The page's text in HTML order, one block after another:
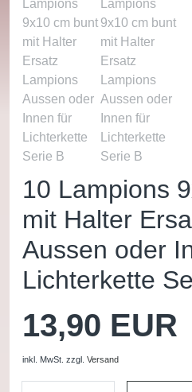
10 Lampions
mit Halter
Aussen oder
Lichterkette
13,90 EUR
inkl. MwSt. zzgl. Versand